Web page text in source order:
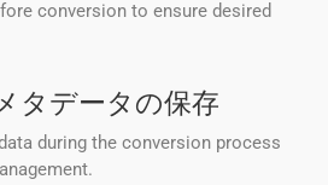
conversion to ensure desired
タデータの保存
during the conversion process